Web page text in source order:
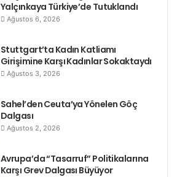
Yalçınkaya Türkiye’de Tutuklandı
Ağustos 6, 2026
Stuttgart’ta Kadın Katliamı
Girişimine Karşı Kadınlar Sokaktaydı
Ağustos 3, 2026
Sahel’den Ceuta’ya Yönelen Göç
Dalgası
Ağustos 2, 2026
Avrupa’da “Tasarruf” Politikalarına
Karşı Grev Dalgası Büyüyor